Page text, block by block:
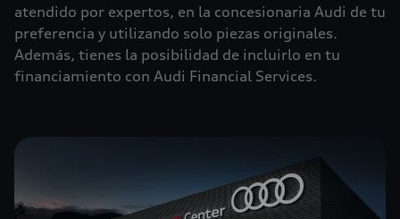
atendido por expertos, en la concesionaria Audi de tu
preferencia y utilizando solo piezas originales.
Además, tienes la posibilidad de incluirlo en tu
financiamiento con Audi Financial Services.